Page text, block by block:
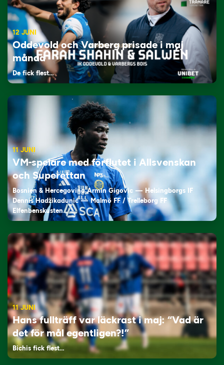
12 JUNI
Oddevold och Varberg prisade i maj
månad
De fick flest…
11 JUNI
VM-spelare med förflutet i Allsvenskan
och Superettan
Bosnien & Hercegovina Armin Gigovic — Helsingborgs IF
Dennis Hadžikadunić — Malmö FF / Trelleborg FF
Elfenbenskusten…
11 JUNI
Hans fullträff var läckrast i maj: “Vad är
det för mål egentligen?!”
Bichis fick flest…